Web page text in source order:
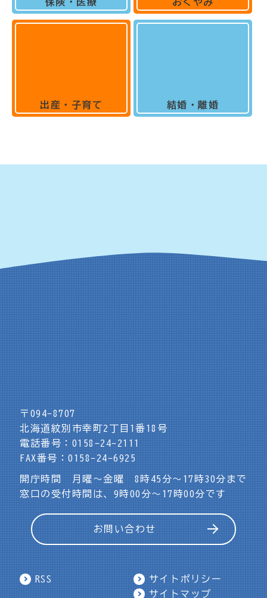
保険・医療
出産・子育て
おくやみ
結婚・離婚
〒094-8707
北海道紋別市幸町2丁目1番18号
電話番号：0158-24-2111
FAX番号：0158-24-6925
開庁時間 月曜～金曜 8時45分～17時30分まで
窓口の受付時間は、9時00分～17時00分です
お問い合わせ
RSS
サイトポリシー
サイトマップ